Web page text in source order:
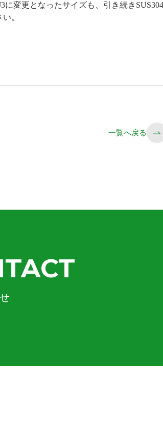
に変更となったサイズも、引き続き
。
一覧へ戻る